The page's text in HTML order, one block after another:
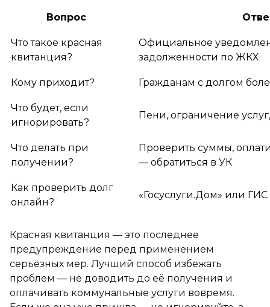
Вопрос
Что такое красная
квитанция?
Официальное
задолженности по ЖКХ
Кому приходит? Гражданам с долгом
Что будет, если
игнорировать?
Пени, ограничение
Что делать при
получении?
Проверить суммы,
— обратиться в УК
Как проверить долг
онлайн?
«Госуслуги.Дом» или
Красная квитанция — это последнее
предупреждение перед применением
серьёзных мер. Лучший способ избежать
проблем — не доводить до её получения и
оплачивать коммунальные услуги вовремя.